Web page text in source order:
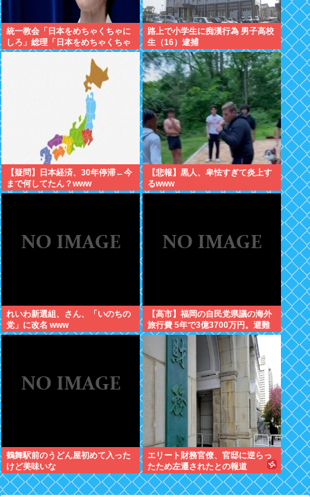
統一教会「日本をめちゃくちゃに
しろ」総理「日本をめちゃくちゃ
にします」愛国者「総理に反対す
るやつは反日！」 これなに？
路上で小学生に痴漢行為 男子高校
生（16）逮捕
【疑問】日本経済、30年停滞←今
まで何してたん？www
【悲報】黒人、卑怯すぎて炎上す
るwww
れいわ新選組、さん、「いのちの
党」に改名 www
【高市】福岡の自民党県議の海外
旅行費 5年で3億3700万円。避難
所で使えるテント 1個2万円。
鶴舞駅前のうどん屋初めて入った
けど美味いな
エリート財務官僚、官邸に逆らっ
たため左遷されたとの報道